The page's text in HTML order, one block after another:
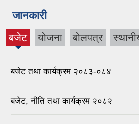
जानकारी
बजेट
(active
योजना बोलपत्र
बजेट तथा कार्यक्रम २०८३-०८४
बजेट, नीति तथा कार्यक्रम २०८२